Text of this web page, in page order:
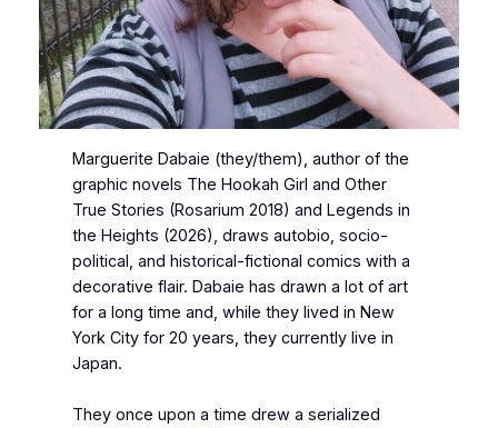
Marguerite Dabaie (they/them), author of the
graphic novels The Hookah Girl and Other
True Stories (Rosarium 2018) andLegends in
the Heights (2026), draws autobio, socio-
political, and historical-fictional comics with a
decorative flair. Dabaie has drawn a lot of art
for a long time and, while they lived in New
York City for 20 years, they currently live in
Japan.
They once upon a time drew a serialized